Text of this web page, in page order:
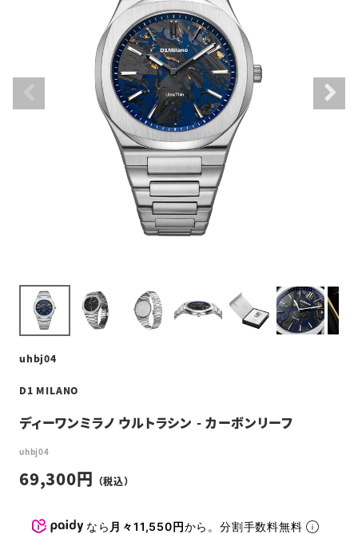
uhbj04
D1 MILANO
ディーワンミラノ ウルトラシン - カーボンリーフ
uhbj04
69,300
なら 月々11,550円から。分割手数料無料